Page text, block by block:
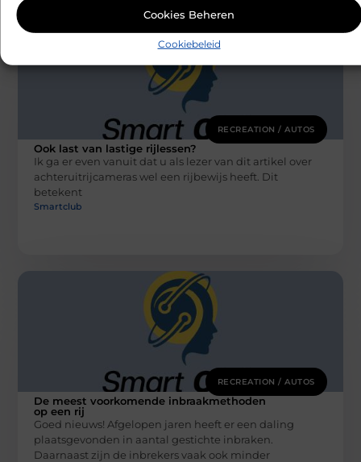
Cookies Beheren
Cookiebeleid
RECREATION / AUTOS
Ook last van lastige rijlessen?
Ik ga er even vanuit dat u als lezer van dit artikel over
achteruitrijcameras wel een rijbewijs heeft. Dit
betekent
Smartclub
RECREATION / AUTOS
De meest voorkomende inbraakmethoden
op een rij
Goed nieuws! Afgelopen jaren heeft er een daling
plaatsgevonden in aantal gestichte inbraken.
Daarnaast zijn de inbrekers vaak ook minder